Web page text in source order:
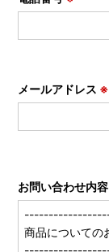
メールアドレス ※
お問い合わせ内容